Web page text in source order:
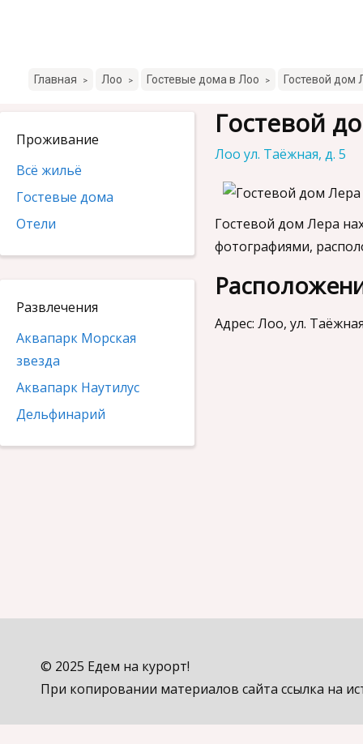
Главная > Лоо > Гостевые дома в Лоо > Гостевой дом
Проживание
Всё жильё
Гостевые дома
Отели
Развлечения
Аквапарк Морская
звезда
Аквапарк Наутилус
Дельфинарий
Гостевой
Лоо ул. Таёжная, д. 5
Гостевой дом Лера
фотографиями,
Адрес: Лоо, ул.
© 2025 Едем на курорт!
При копировании материалов сайта ссылка на